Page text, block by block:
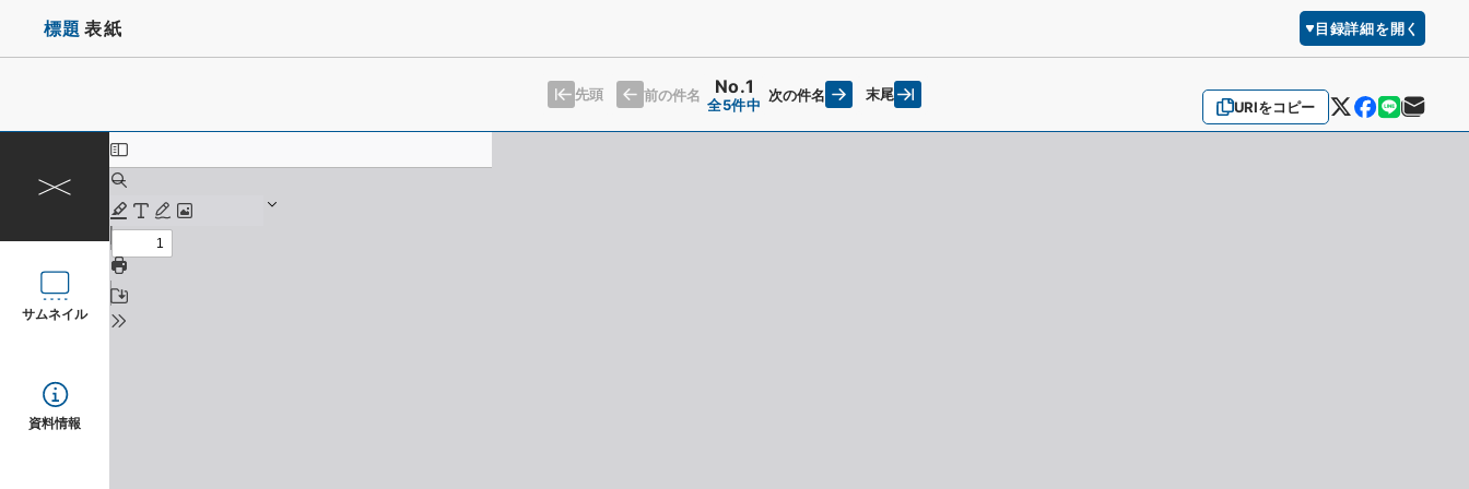
標題 表紙 目録詳細を開く
URIをコピー
先頭 前の件名 No.1
全5件中
次の件名 末尾
サムネイル
資料情報